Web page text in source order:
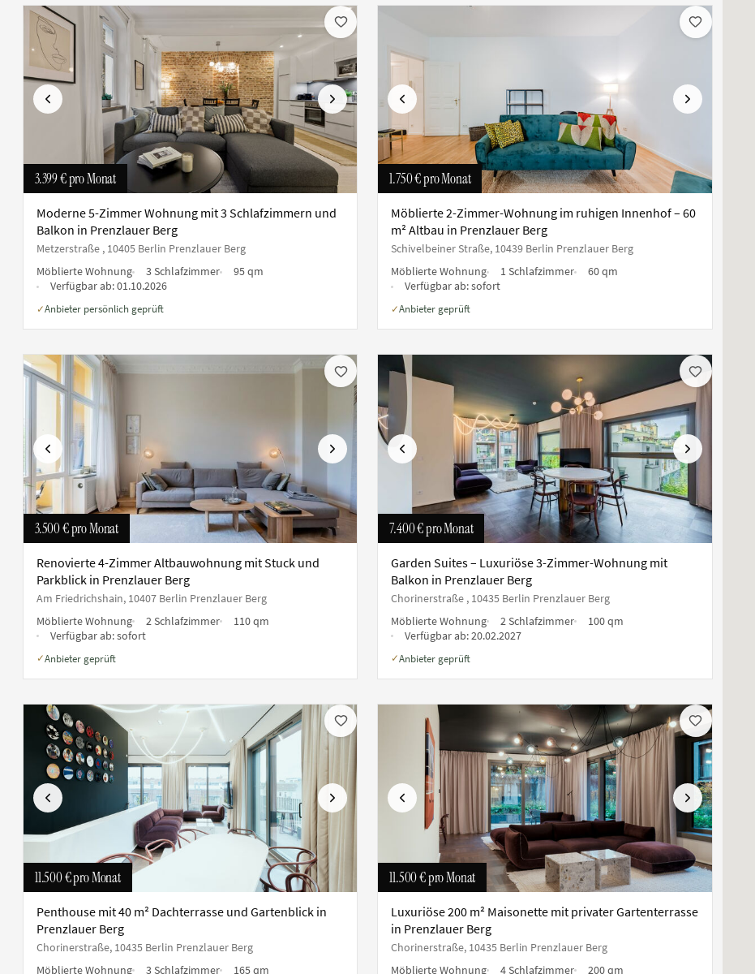
Vorherige Nächste
3.399 €pro Monat
Moderne 5-Zimmer Wohnung mit 3 Schlafzimmern und
Balkon in Prenzlauer Berg
Metzerstraße , 10405 Berlin Prenzlauer Berg
Möblierte Wohnung
3 Schlafzimmer
95 qm
Verfügbar ab:01.10.2026
✓Anbieter persönlich geprüft
Vorherige Nächste
1.750 €pro Monat
Möblierte 2-Zimmer-Wohnung im ruhigen Innenhof – 60
m² Altbau in Prenzlauer Berg
Schivelbeiner Straße, 10439 Berlin Prenzlauer Berg
Möblierte Wohnung
1 Schlafzimmer
60 qm
Verfügbar ab:sofort
✓Anbieter geprüft
Vorherige Nächste
3.500 €pro Monat
Renovierte 4-Zimmer Altbauwohnung mit Stuck und
Parkblick in Prenzlauer Berg
Am Friedrichshain, 10407 Berlin Prenzlauer Berg
Möblierte Wohnung
2 Schlafzimmer
110 qm
Verfügbar ab:sofort
✓Anbieter geprüft
Vorherige Nächste
7.400 €pro Monat
Garden Suites – Luxuriöse 3-Zimmer-Wohnung mit
Balkon in Prenzlauer Berg
Chorinerstraße , 10435 Berlin Prenzlauer Berg
Möblierte Wohnung
2 Schlafzimmer
100 qm
Verfügbar ab:20.02.2027
✓Anbieter geprüft
Vorherige Nächste
11.500 €pro Monat
Penthouse mit 40 m² Dachterrasse und Gartenblick in
Prenzlauer Berg
Chorinerstraße, 10435 Berlin Prenzlauer Berg
Möblierte Wohnung
3 Schlafzimmer 165 qm
Vorherige Nächste
11.500 €pro Monat
Luxuriöse 200 m² Maisonette mit privater Gartenterrasse
in Prenzlauer Berg
Chorinerstraße, 10435 Berlin Prenzlauer Berg
Möblierte Wohnung
4 Schlafzimmer 200 qm